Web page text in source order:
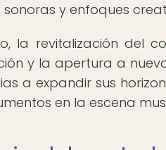
sonoras y enfoques
la revitalización del
y la apertura a
a expandir sus
en la escena